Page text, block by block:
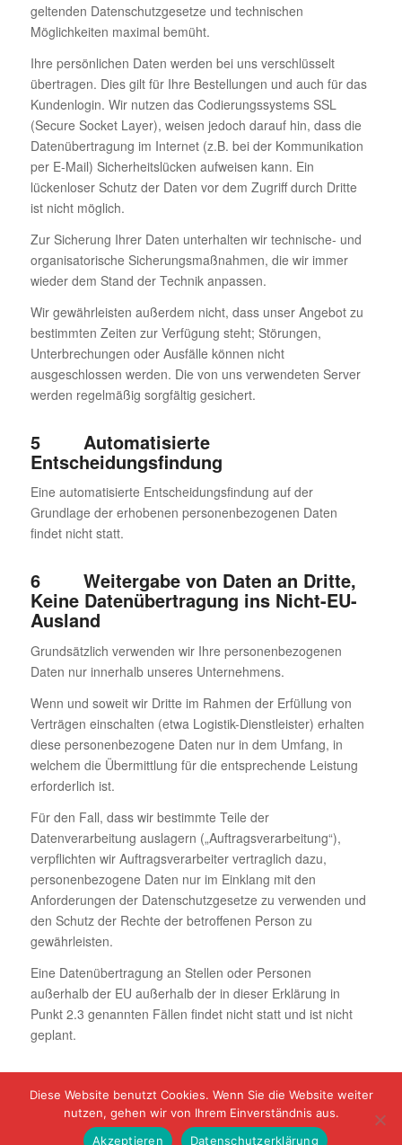
geltenden Datenschutzgesetze und technischen
Möglichkeiten maximal bemüht.
Ihre persönlichen Daten werden bei uns verschlüsselt
übertragen. Dies gilt für Ihre Bestellungen und auch für das
Kundenlogin. Wir nutzen das Codierungssystems SSL
(Secure Socket Layer), weisen jedoch darauf hin, dass die
Datenübertragung im Internet (z.B. bei der Kommunikation
per E-Mail) Sicherheitslücken aufweisen kann. Ein
lückenloser Schutz der Daten vor dem Zugriff durch Dritte
ist nicht möglich.
Zur Sicherung Ihrer Daten unterhalten wir technische- und
organisatorische Sicherungsmaßnahmen, die wir immer
wieder dem Stand der Technik anpassen.
Wir gewährleisten außerdem nicht, dass unser Angebot zu
bestimmten Zeiten zur Verfügung steht; Störungen,
Unterbrechungen oder Ausfälle können nicht
ausgeschlossen werden. Die von uns verwendeten Server
werden regelmäßig sorgfältig gesichert.
5 Automatisierte
Entscheidungsfindung
Eine automatisierte Entscheidungsfindung auf der
Grundlage der erhobenen personenbezogenen Daten
findet nicht statt.
6 Weitergabe von Daten an Dritte,
Keine Datenübertragung ins Nicht-EU-
Ausland
Grundsätzlich verwenden wir Ihre personenbezogenen
Daten nur innerhalb unseres Unternehmens.
Wenn und soweit wir Dritte im Rahmen der Erfüllung von
Verträgen einschalten (etwa Logistik-Dienstleister) erhalten
diese personenbezogene Daten nur in dem Umfang, in
welchem die Übermittlung für die entsprechende Leistung
erforderlich ist.
Für den Fall, dass wir bestimmte Teile der
Datenverarbeitung auslagern („Auftragsverarbeitung“),
verpflichten wir Auftragsverarbeiter vertraglich dazu,
personenbezogene Daten nur im Einklang mit den
Anforderungen der Datenschutzgesetze zu verwenden und
den Schutz der Rechte der betroffenen Person zu
gewährleisten.
Eine Datenübertragung an Stellen oder Personen
außerhalb der EU außerhalb der in dieser Erklärung in
Punkt 2.3 genannten Fällen findet nicht statt und ist nicht
geplant.
© Copyright - AWO Friedberg e.V.
Diese Website benutzt Cookies. Wenn Sie die Website weiter
nutzen, gehen wir von Ihrem Einverständnis aus.
Akzeptieren
Datenschutzerklärung